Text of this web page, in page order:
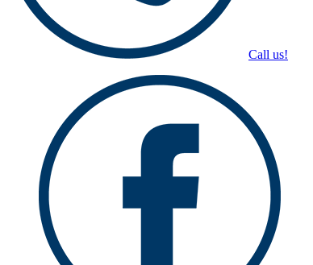
Call us!